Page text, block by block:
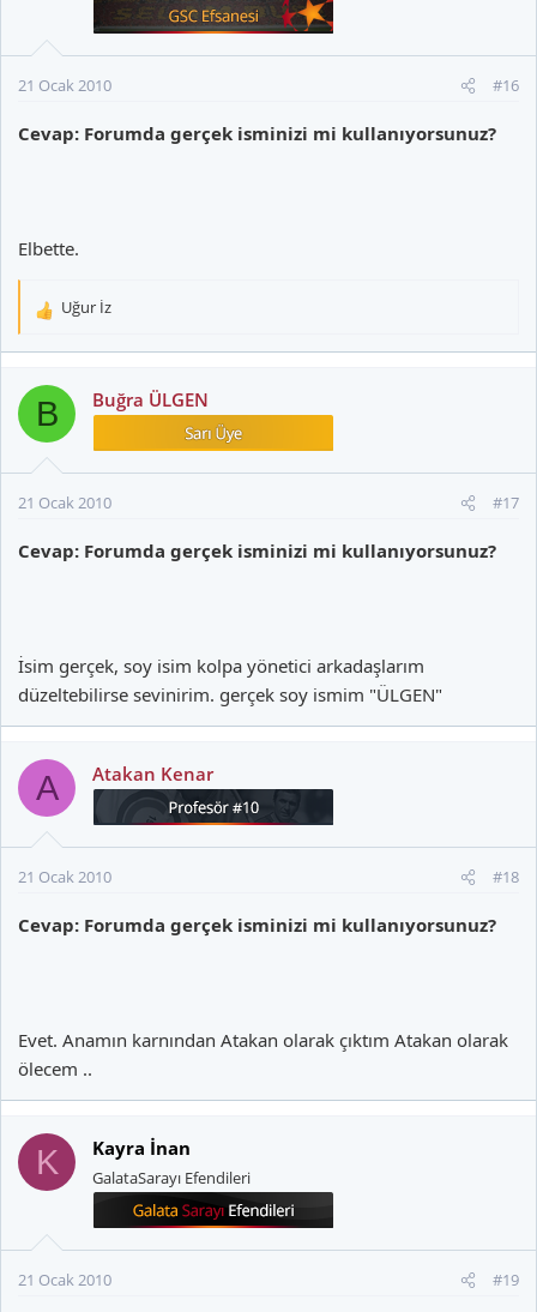
21 Ocak 2010 #16
Cevap: Forumda gerçek isminizi mi kullanıyorsunuz?
Elbette.
T
k
l
Uğur İz
B Buğra ÜLGEN
21 Ocak 2010 #17
Cevap: Forumda gerçek isminizi mi kullanıyorsunuz?
İsim gerçek, soy isim kolpa yönetici arkadaşlarım
düzeltebilirse sevinirim. gerçek soy ismim "ÜLGEN"
A Atakan Kenar
21 Ocak 2010 #18
Cevap: Forumda gerçek isminizi mi kullanıyorsunuz?
Evet. Anamın karnından Atakan olarak çıktım Atakan olarak
ölecem ..
K Kayra İnan
GalataSarayı Efendileri
21 Ocak 2010 #19